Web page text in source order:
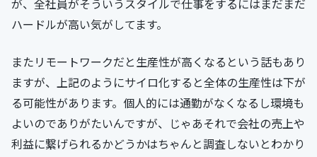
が、全社員がそういうスタイルで仕事をするにはまだまだ
ハードルが高い気がしてます。
またリモートワークだと生産性が高くなるという話もあり
ますが、上記のようにサイロ化すると全体の生産性は下が
る可能性があります。個人的には通勤がなくなるし環境も
よいのでありがたいんですが、じゃあそれで会社の売上や
利益に繋げられるかどうかはちゃんと調査しないとわかり